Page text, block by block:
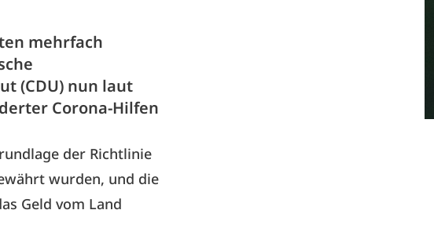
mehrfach
(CDU) nun laut
Corona-Hilfen
der Richtlinie
wurden, und die
Geld vom Land